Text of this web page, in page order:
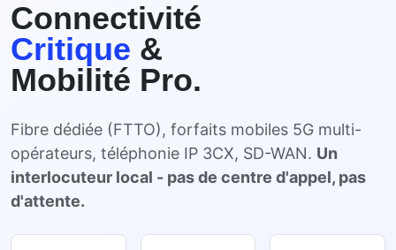
Connectivité
Critique &
Mobilité Pro.
Fibre dédiée (FTTO), forfaits mobiles 5G multi-
opérateurs, téléphonie IP 3CX, SD-WAN. Un
interlocuteur local - pas de centre d'appel, pas
d'attente.